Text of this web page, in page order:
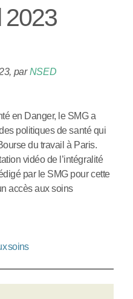
2023
, parNSED
en Danger, le SMG a
politiques de santé qui
du travail à Paris.
vidéo de l’intégralité
par le SMG pour cette
accès aux soins
soins